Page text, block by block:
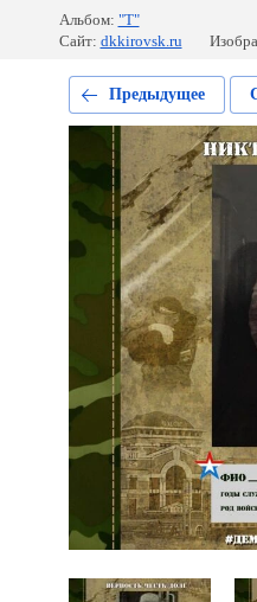
Альбом: "Т"
Сайт: dkkirovsk.ru
Предыдущее